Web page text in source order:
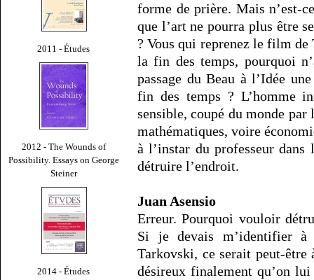
2011 - Études
2012 - The Wounds of
Possibility. Essays on George
Steiner
2014 - Études
forme de prière. Mais n’est-
que l’art ne pourra plus être
? Vous qui reprenez le film
la fin des temps, pourquoi
passage du Beau à l’Idée
fin des temps ? L’homme
sensible, coupé du monde
mathématiques, voire
à l’instar du professeur
détruire l’endroit.
Juan Asensio
Erreur. Pourquoi vouloir
Si je devais m’identifier à
Tarkovski, ce serait peut-être
désireux finalement qu’on